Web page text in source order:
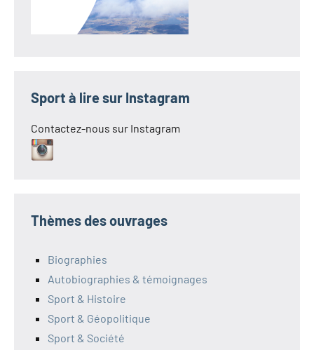
Sport à lire sur Instagram
Contactez-nous sur Instagram
Thèmes des ouvrages
Biographies
Autobiographies & témoignages
Sport & Histoire
Sport & Géopolitique
Sport & Société